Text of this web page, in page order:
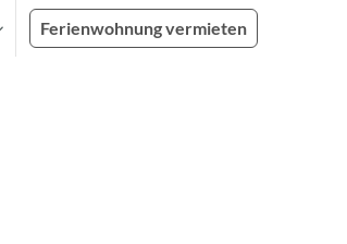
Ferienwohnung vermieten